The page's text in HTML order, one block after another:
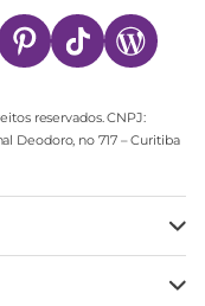
reservados. CNPJ:
Deodoro, no 717 – Curitiba